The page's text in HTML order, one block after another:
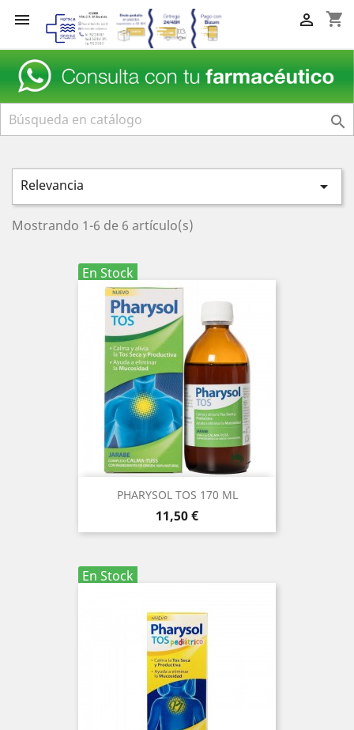
 shopping_cart


Relevancia 
Mostrando 1-6 de 6 artículo(s)
En Stock
PHARYSOL TOS 170 ML
Precio
11,50 €
En Stock